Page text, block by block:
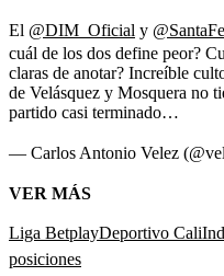
El @DIM_Oficial y @SantaFe
cuál de los dos define peor?
claras de anotar? Increíble
de Velásquez y Mosquera no
partido casi terminado…
— Carlos Antonio Velez
VER MÁS
Liga BetplayDeportivo Cali
posiciones